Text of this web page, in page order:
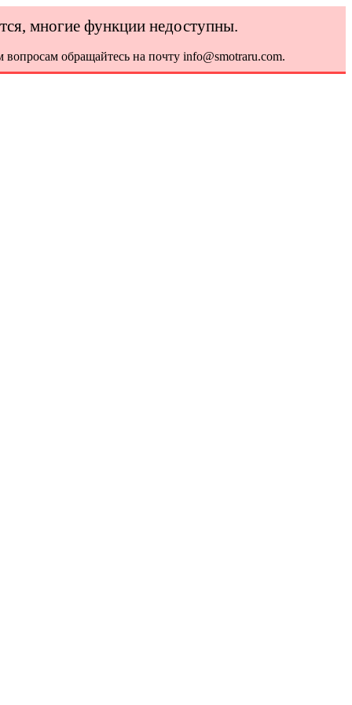
многие функции недоступны.
обращайтесь на почту info@smotraru.com.